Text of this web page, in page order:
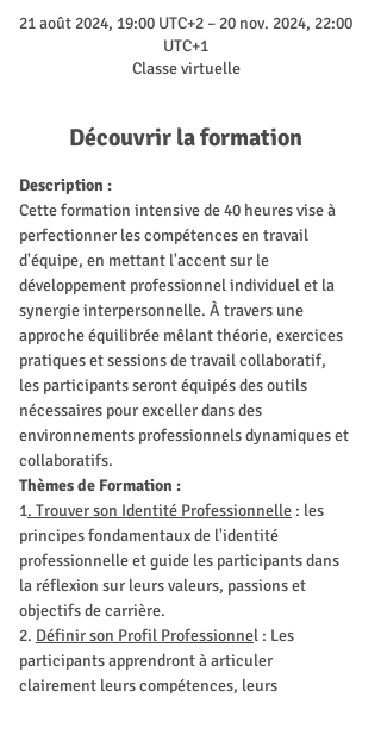
21 août 2024, 19:00 UTC+2 – 20 nov. 2024, 22:00
UTC+1
Classe virtuelle
Découvrir la formation
Description :
Cette formation intensive de 40 heures vise à
perfectionner les compétences en travail
d'équipe, en mettant l'accent sur le
développement professionnel individuel et la
synergie interpersonnelle. À travers une
approche équilibrée mêlant théorie, exercices
pratiques et sessions de travail collaboratif,
les participants seront équipés des outils
nécessaires pour exceller dans des
environnements professionnels dynamiques et
collaboratifs.
Thèmes de Formation :
1. Trouver son Identité Professionnelle : les
principes fondamentaux de l'identité
professionnelle et guide les participants dans
la réflexion sur leurs valeurs, passions et
objectifs de carrière.
2. Définir son Profil Professionnel : Les
participants apprendront à articuler
clairement leurs compétences, leurs